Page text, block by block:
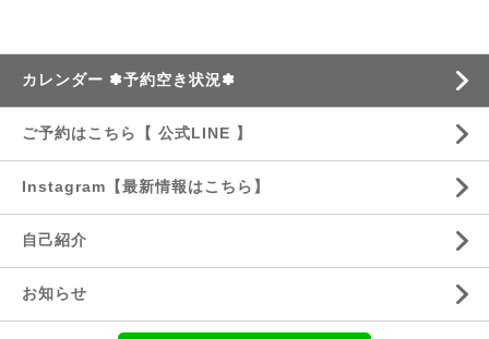
カレンダー ✽予約空き状況✽
ご予約はこちら【 公式LINE 】
Instagram【最新情報はこちら】
自己紹介
お知らせ